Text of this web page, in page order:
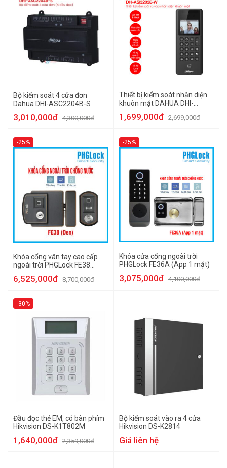
Bộ kiểm soát 4 cửa đơn
Dahua DHI-ASC2204B-S
3,010,000đ 4,300,000đ
Thiết bị kiểm soát nhận diện
khuôn mặt DAHUA DHI-
1,699,000đ 2,699,000đ
-25%
Khóa cổng vân tay cao cấp
ngoài trời PHGLock FE38
6,525,000đ 8,700,000đ
-25%
Khóa cửa cổng ngoài trời
PHGLock FE36A (App 1 mặt)
3,075,000đ 4,100,000đ
-30%
Đầu đọc thẻ EM, có bàn phím
Hikvision DS-K1T802M
1,640,000đ 2,359,000đ
Bộ kiểm soát vào ra 4 cửa
Hikvision DS-K2814
Giá liên hệ